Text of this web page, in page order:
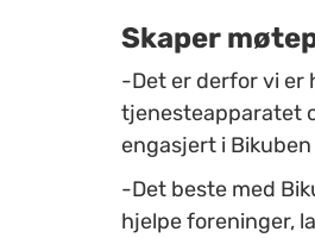
Skaper
-Det er derfor vi er
tjenesteapparatet
engasjert i
-Det beste med
hjelpe foreninger,